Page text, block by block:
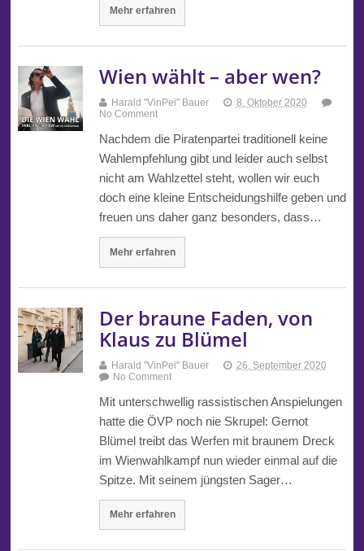
Mehr erfahren
Wien wählt – aber wen?
Harald "VinPei" Bauer
8. Oktober 2020
No Comment
Nachdem die Piratenpartei traditionell keine
Wahlempfehlung gibt und leider auch selbst
nicht am Wahlzettel steht, wollen wir euch
doch eine kleine Entscheidungshilfe geben und
freuen uns daher ganz besonders, dass…
Mehr erfahren
Der braune Faden, von
Klaus zu Blümel
Harald "VinPei" Bauer
26. September 2020
No Comment
Mit unterschwellig rassistischen Anspielungen
hatte die ÖVP noch nie Skrupel: Gernot
Blümel treibt das Werfen mit braunem Dreck
im Wienwahlkampf nun wieder einmal auf die
Spitze. Mit seinem jüngsten Sager…
Mehr erfahren